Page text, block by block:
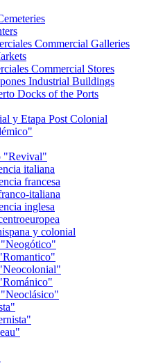
Commercial Galleries
Commercial Stores
Industrial Buildings
Docks of the Ports
y Etapa Post Colonial
"Revival"
italiana
francesa
italiana
inglesa
y colonial